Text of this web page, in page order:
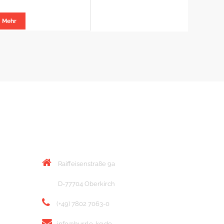
Mehr
Raiffeisenstraße 9a
D-77704 Oberkirch
(+49) 7802 7063-0